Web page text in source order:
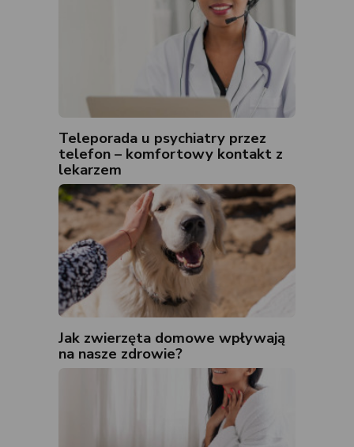
Teleporada u psychiatry przez
telefon – komfortowy kontakt z
lekarzem
Jak zwierzęta domowe wpływają
na nasze zdrowie?